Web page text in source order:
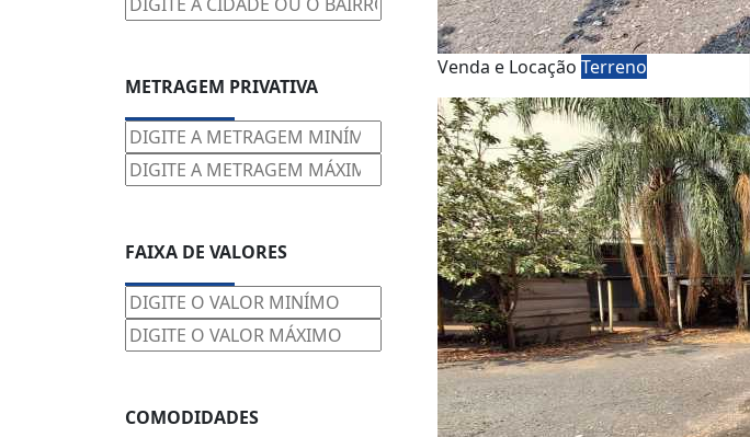
METRAGEM PRIVATIVA
FAIXA DE VALORES
COMODIDADES
Venda e Locação Terreno